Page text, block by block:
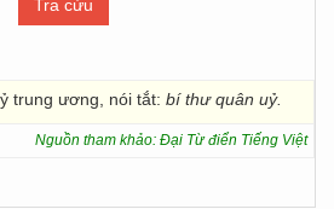
trung ương, nói tắt: bí thư quân uỷ.
Nguồn tham khảo: Đại Từ điển Tiếng Việt